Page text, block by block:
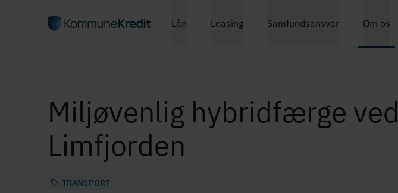
Lån Leasing Samfundsansvar Om os
Miljøvenlig hybridfærge ved
Limfjorden
TRANSPORT